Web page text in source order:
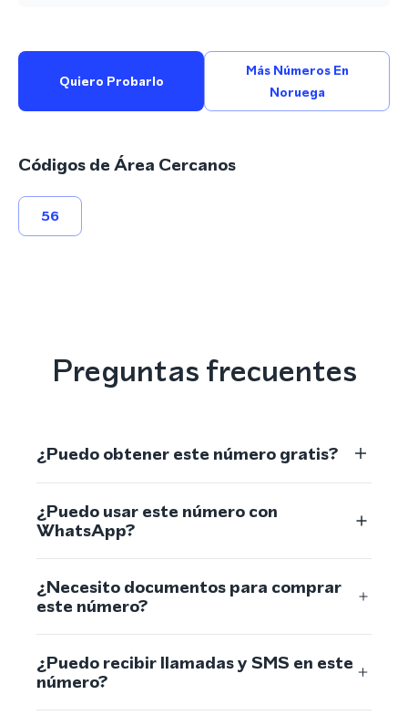
Quiero Probarlo
Más Números En
Noruega
Códigos de Área Cercanos
56
Preguntas frecuentes
¿Puedo obtener este número gratis?
¿Puedo usar este número con
WhatsApp?
¿Necesito documentos para comprar
este número?
¿Puedo recibir llamadas y SMS en este
número?